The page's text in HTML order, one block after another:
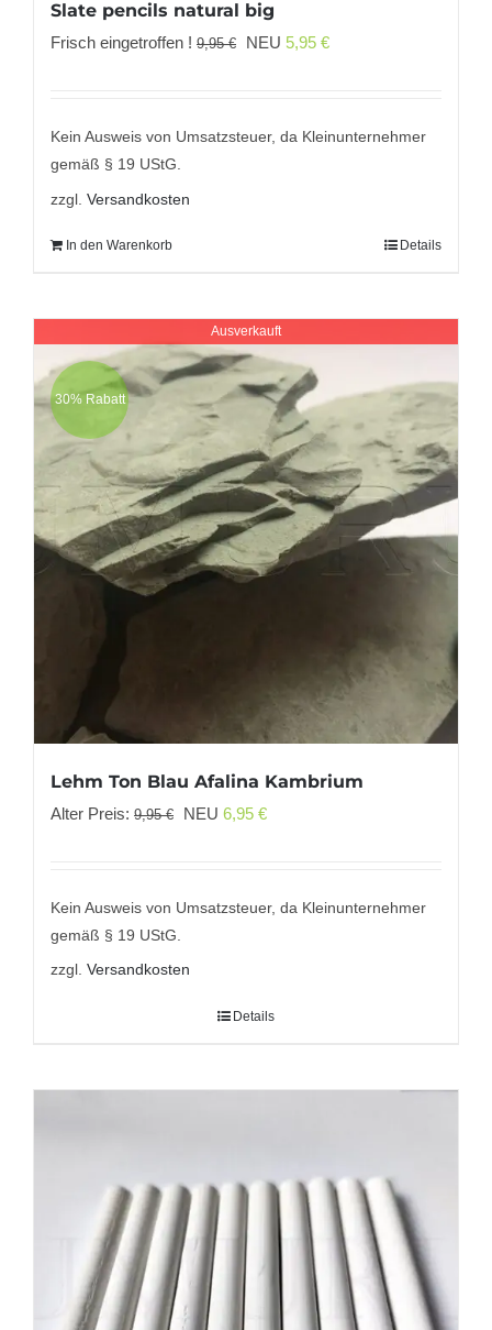
Slate pencils natural big
Frisch eingetroffen ! 9,95€
Ursprünglicher
9,95 €
NEU 5,95 €Aktueller
5,95 €.
Kein Ausweis von Umsatzsteuer, da Kleinunternehmer
gemäß § 19 UStG.
zzgl. Versandkosten
In den Warenkorb Details
Ausverkauft
30% Rabatt
Lehm Ton Blau Afalina Kambrium
Alter Preis: 9,95€
Ursprünglicher
9,95 €
NEU 6,95 €Aktueller
6,95 €.
Kein Ausweis von Umsatzsteuer, da Kleinunternehmer
gemäß § 19 UStG.
zzgl. Versandkosten
Details